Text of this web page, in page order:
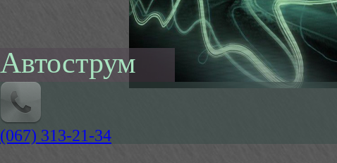
Автострум
(067) 313-21-34